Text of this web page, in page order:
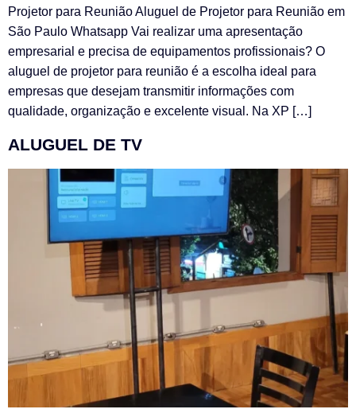
Projetor para Reunião Aluguel de Projetor para Reunião em
São Paulo Whatsapp Vai realizar uma apresentação
empresarial e precisa de equipamentos profissionais? O
aluguel de projetor para reunião é a escolha ideal para
empresas que desejam transmitir informações com
qualidade, organização e excelente visual. Na XP […]
ALUGUEL DE TV